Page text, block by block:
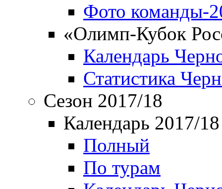
Фото команды-
«Олимп-Кубок
Календарь
Статистика
Сезон 2017/18
Календарь 2017/18
Полный
По турам